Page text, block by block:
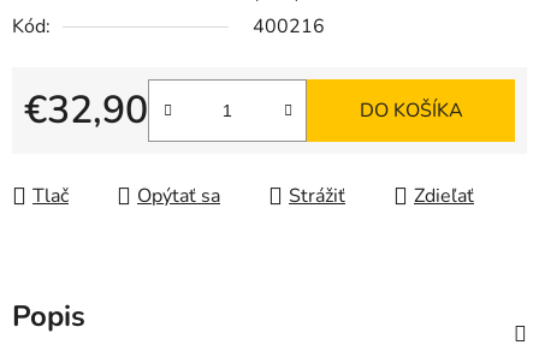
Kód:
400216
€32,90
Jednotková cena:
DO KOŠÍKA
Tlač Opýtať sa Strážiť Zdieľať
Popis